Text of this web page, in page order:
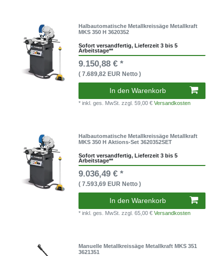
Halbautomatische Metallkreissäge Metallkraft
MKS 350 H 3620352
Sofort versandfertig, Lieferzeit 3 bis 5
Arbeitstage**
9.150,88 € *
( 7.689,82 EUR Netto )
In den Warenkorb
* inkl. ges. MwSt.zzgl. 59,00 €Versandkosten
Halbautomatische Metallkreissäge Metallkraft
MKS 350 H Aktions-Set 3620352SET
Sofort versandfertig, Lieferzeit 3 bis 5
Arbeitstage**
9.036,49 € *
( 7.593,69 EUR Netto )
In den Warenkorb
* inkl. ges. MwSt.zzgl. 65,00 €Versandkosten
Manuelle Metallkreissäge Metallkraft MKS 351
3621351